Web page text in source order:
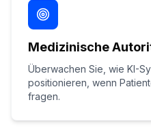
Medizinische
Überwachen Sie, wie KI-
positionieren, wenn
fragen.